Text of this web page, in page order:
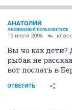
АНАТОЛИЙ
Анонимный пользователь
13 июля 2006
Вы чо как дети?
рыбак не
вот послать в
ОТВЕТИТЬ